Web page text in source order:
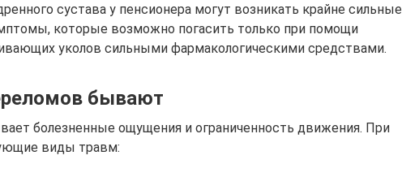
сустава у пенсионера могут возникать крайне сильные
которые возможно погасить только при помощи
уколов сильными фармакологическими средствами.
бывают
болезненные ощущения и ограниченность движения. При
виды травм: